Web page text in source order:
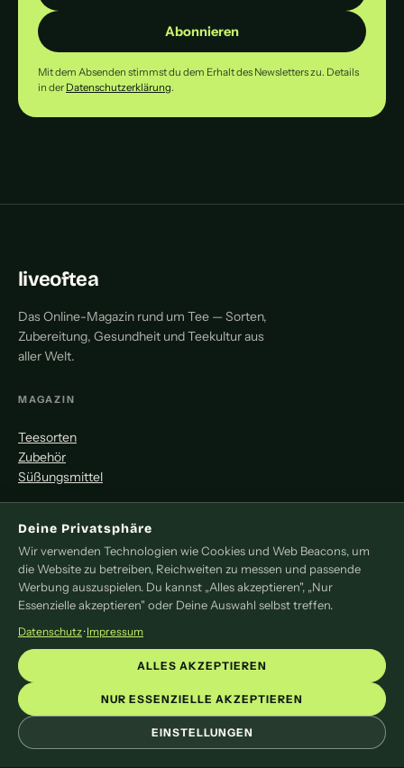
Abonnieren
Mit dem Absenden stimmst du dem Erhalt des Newsletters zu. Details
in der Datenschutzerklärung.
liveoftea
Das Online-Magazin rund um Tee — Sorten,
Zubereitung, Gesundheit und Teekultur aus
aller Welt.
MAGAZIN
Teesorten
Zubehör
Süßungsmittel
Redaktion
Pressemitteilung
Newsletter
LEGAL
Impressum
Datenschutz
Cookie-Einstellungen
Deine Privatsphäre
Wir verwenden Technologien wie Cookies und Web Beacons, um
die Website zu betreiben, Reichweiten zu messen und passende
Werbung auszuspielen. Du kannst „Alles akzeptieren", „Nur
Essenzielle akzeptieren" oder Deine Auswahl selbst treffen.
Datenschutz·Impressum
EINSTELLUNGEN
NUR ESSENZIELLE AKZEPTIEREN
ALLES AKZEPTIEREN